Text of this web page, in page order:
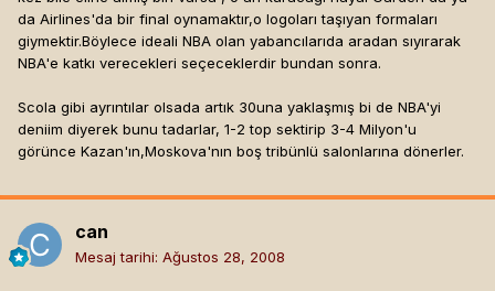
da Airlines'da bir final oynamaktır,o logoları taşıyan formaları
giymektir.Böylece ideali NBA olan yabancılarıda aradan sıyırarak
NBA'e katkı verecekleri seçeceklerdir bundan sonra.
Scola gibi ayrıntılar olsada artık 30una yaklaşmış bi de NBA'yi
deniim diyerek bunu tadarlar, 1-2 top sektirip 3-4 Milyon'u
görünce Kazan'ın,Moskova'nın boş tribünlü salonlarına dönerler.
can
Mesaj tarihi: Ağustos 28, 2008